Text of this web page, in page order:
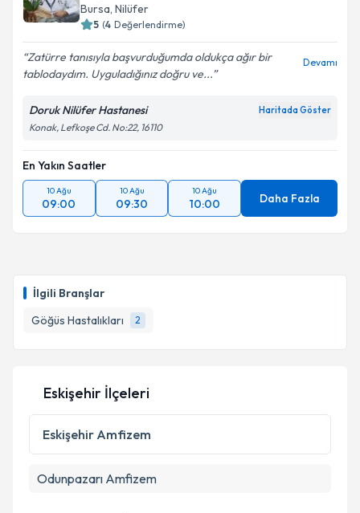
İlgili Branşlar
Göğüs Hastalıkları
2
Bursa, Nilüfer
5 (4 Değerlendirme)
Zatürre tanısıyla başvurduğumda oldukça ağır bir
tablodaydım. Uyguladığınız doğru ve...
Devamı
Doruk Nilüfer Hastanesi Haritada Göster
Konak, Lefkoşe Cd. No:22, 16110
En Yakın Saatler
10 Ağu
09:00
10 Ağu
09:30
10 Ağu
10:00 Daha Fazla
Eskişehir İlçeleri
Eskişehir Amfizem
Odunpazarı Amfizem